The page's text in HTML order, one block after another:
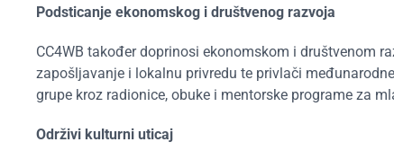
Podsticanje ekonomskog i društvenog razvoja
CC4WB također doprinosi ekonomskom i društvenom
zapošljavanje i lokalnu privredu te privlači
grupe kroz radionice, obuke i mentorske programe za
Održivi kulturni uticaj